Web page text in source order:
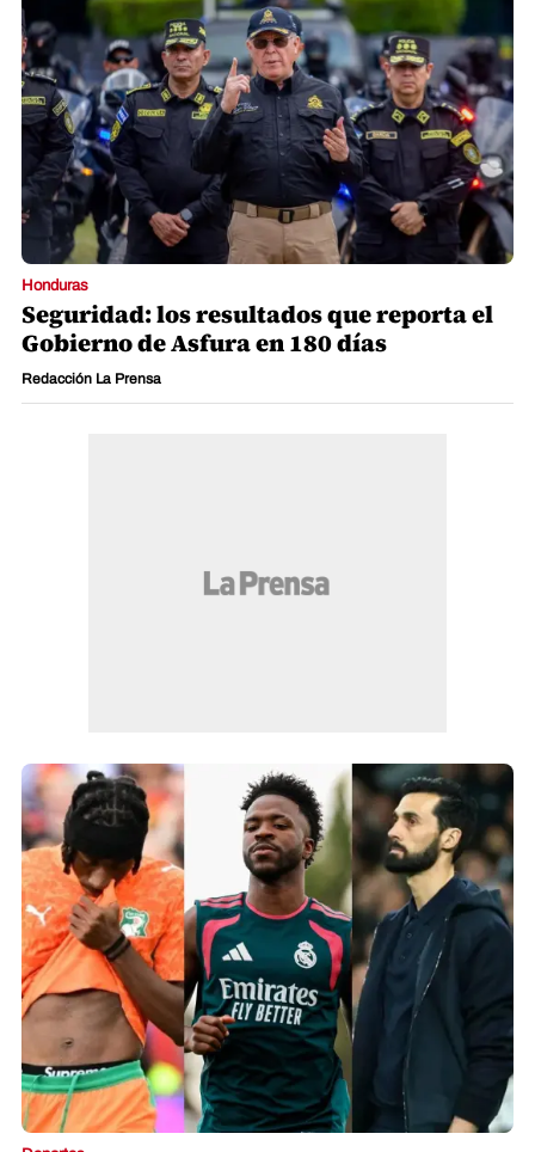
Honduras
Seguridad: los resultados que reporta el
Gobierno de Asfura en 180 días
Redacción La Prensa